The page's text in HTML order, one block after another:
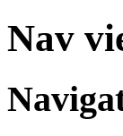
Nav